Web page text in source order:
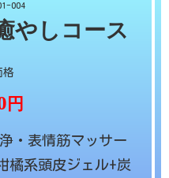
004
やしコース
格
円
・表情筋マッサー
橘系頭皮ジェル+炭